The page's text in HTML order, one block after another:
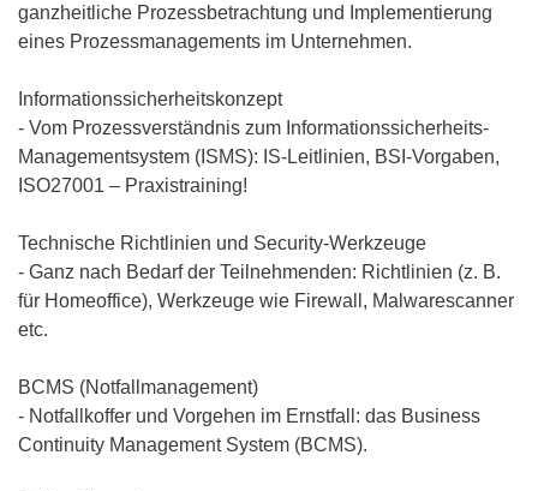
ganzheitliche Prozessbetrachtung und Implementierung
eines Prozessmanagements im Unternehmen.
Informationssicherheitskonzept
- Vom Prozessverständnis zum Informationssicherheits-
Managementsystem (ISMS): IS-Leitlinien, BSI-Vorgaben,
ISO27001 – Praxistraining!
Technische Richtlinien und Security-Werkzeuge
- Ganz nach Bedarf der Teilnehmenden: Richtlinien (z. B.
für Homeoffice), Werkzeuge wie Firewall, Malwarescanner
etc.
BCMS (Notfallmanagement)
- Notfallkoffer und Vorgehen im Ernstfall: das Business
Continuity Management System (BCMS).